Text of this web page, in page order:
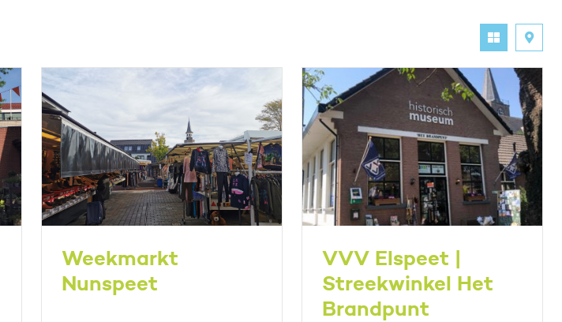
Weekmarkt
Nunspeet
VVV Elspeet |
Streekwinkel Het
Brandpunt